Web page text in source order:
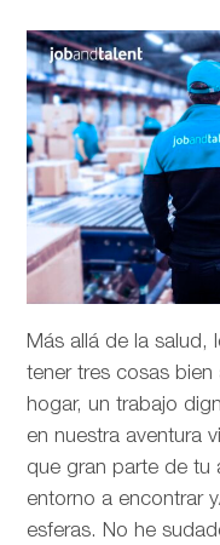
Más allá de la salud,
tener tres cosas bien
hogar, un trabajo
en nuestra aventura
que gran parte de tu
entorno a encontrar
esferas. No he